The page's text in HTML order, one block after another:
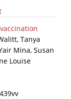
Tanya
Mina, Susan
Louise